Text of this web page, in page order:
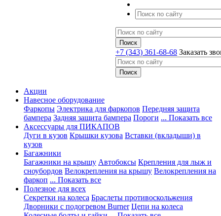
+7 (343) 361-68-68 Заказать
Акции
Навесное оборудование
Фаркопы Электрика для фаркопов Передняя защита
бампера Задняя защита бампера Пороги ... Показать все
Аксессуары для ПИКАПОВ
Дуги в кузов Крышки кузова Вставки (вкладыши) в
кузов
Багажники
Багажники на крышу Автобоксы Крепления для лыж и
сноубордов Велокрепления на крышу Велокрепления на
фаркоп ... Показать все
Полезное для всех
Секретки на колеса Браслеты противоскольжения
Дворники с подогревом Burner Цепи на колеса